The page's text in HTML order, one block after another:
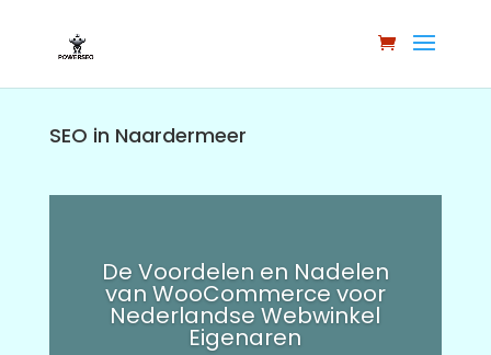
SEO in Naardermeer
De Voordelen en Nadelen
van WooCommerce voor
Nederlandse Webwinkel
Eigenaren